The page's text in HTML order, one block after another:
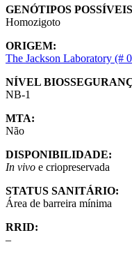
GENÓTIPOS
Homozigoto
ORIGEM:
The Jackson Laboratory (#
NÍVEL
NB-1
MTA:
Não
DISPONIBILIDADE:
In vivo e criopreservada
STATUS SANITÁRIO:
Área de barreira mínima
RRID:
–